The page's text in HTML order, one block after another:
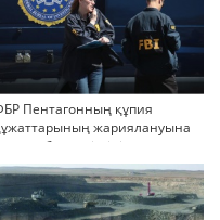
Пентагонның құпия
жариялануына
қатысы бар күдіктіні қамады